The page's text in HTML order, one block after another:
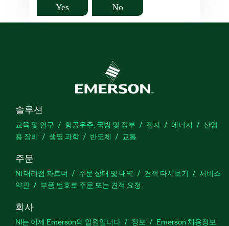
Yes No
솔루션
교육 및 연구 항공우주, 국방 및 정부 전자 에너지
산업
용 장비
생명 과학 반도체 교통
주문
NI 대리점 파트너 주문 상태 및 내역 견적 다시보기
서비스
약관
부품 번호로 주문 또는 견적 요청
회사
NI는 이제 Emerson의 일원입니다 정보 Emerson 채용정보